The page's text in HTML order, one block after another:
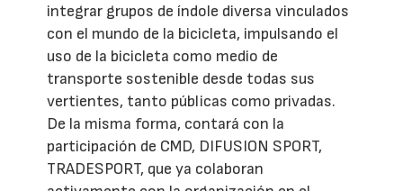
integrar grupos de índole diversa vinculados
con el mundo de la bicicleta, impulsando el
uso de la bicicleta como medio de
transporte sostenible desde todas sus
vertientes, tanto públicas como privadas.
De la misma forma, contará con la
participación de CMD, DIFUSION SPORT,
TRADESPORT, que ya colaboran